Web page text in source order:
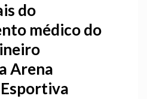
do
médico do
Arena